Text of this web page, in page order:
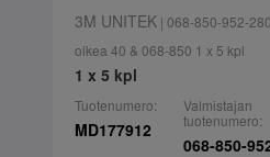
3M UNITEK| 068-850-952-
oikea 40 & 068-850 1 x 5 kpl
1 x 5 kpl
Tuotenumero:
MD177912
Valmistajan
tuotenumero:
068-850-